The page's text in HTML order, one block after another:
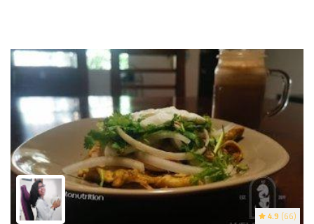
4.9 (66)